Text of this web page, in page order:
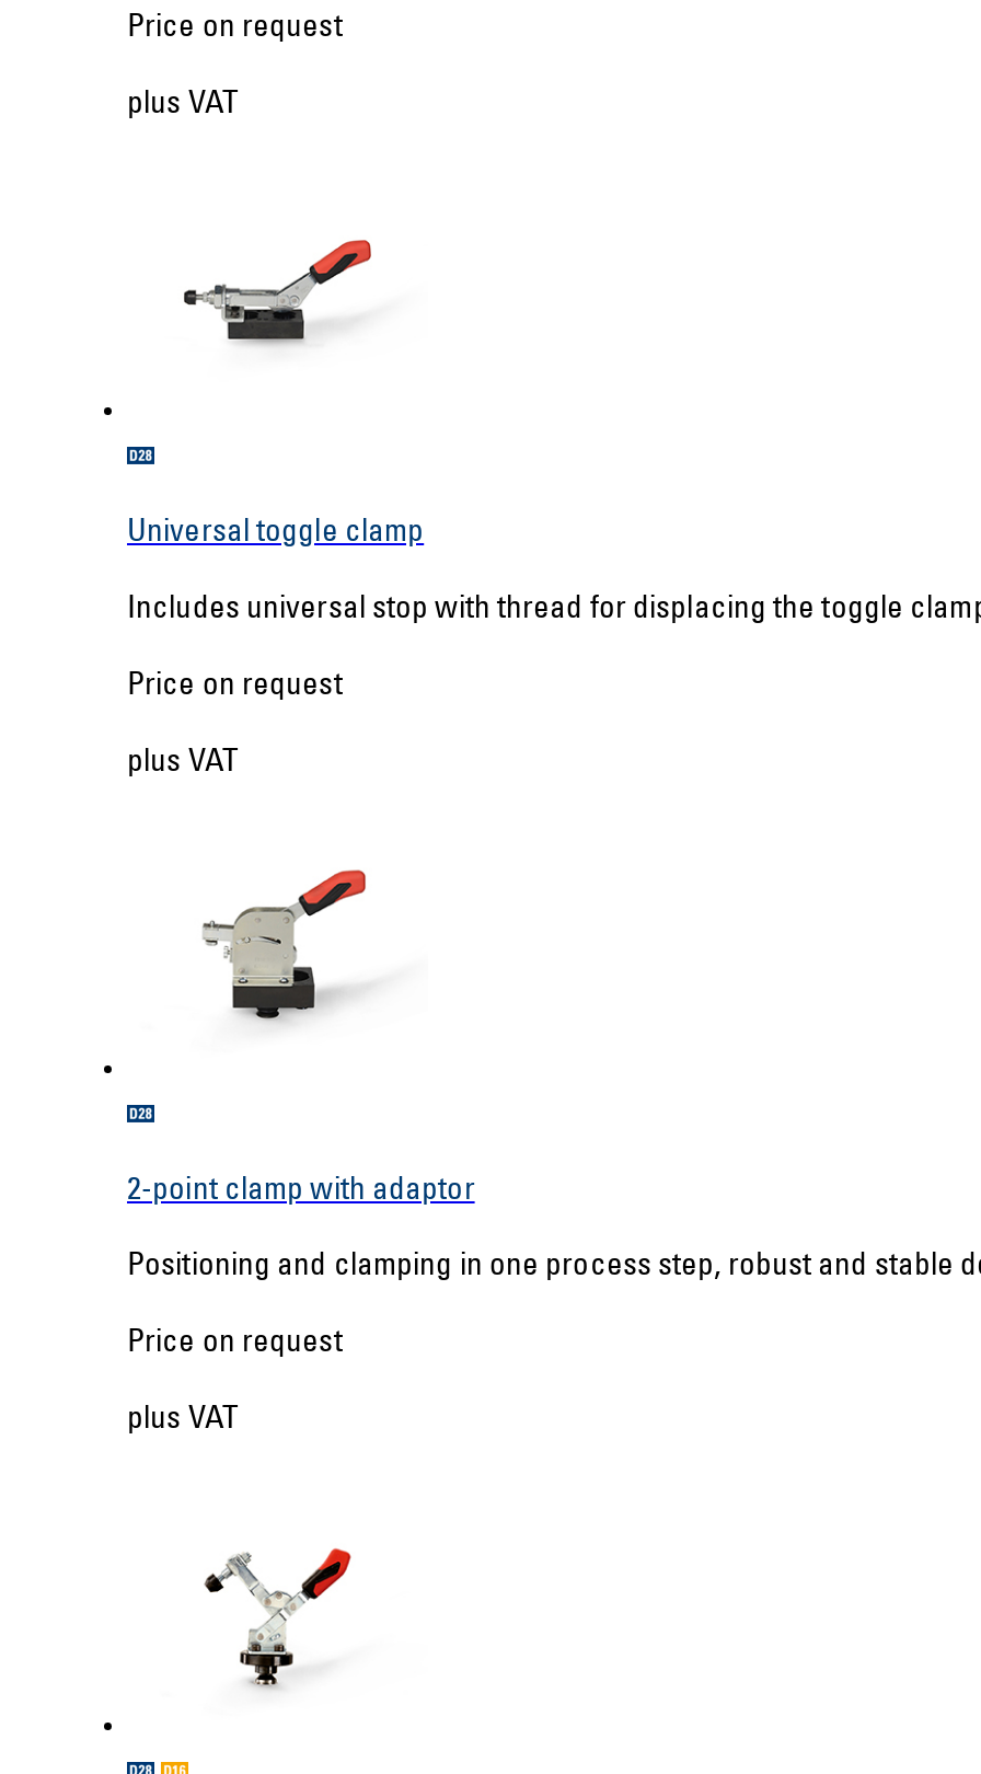
Price on request
plus VAT
Universal toggle clamp
Includes universal stop with thread for displacing the toggle
Price on request
plus VAT
2-point clamp with adaptor
Positioning and clamping in one process step, robust and stable
Price on request
plus VAT